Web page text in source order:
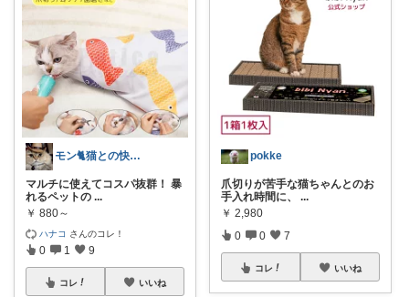
モン🐈猫との快適な暮らし
マルチに使えてコスパ抜群！ 暴
れるペットの ...
￥ 880～
ハナコ さんのコレ！
0 1 9
コレ いいね
pokke
爪切りが苦手な猫ちゃんとのお
手入れ時間に、
...
￥ 2,980
0 0 7
コレ いいね